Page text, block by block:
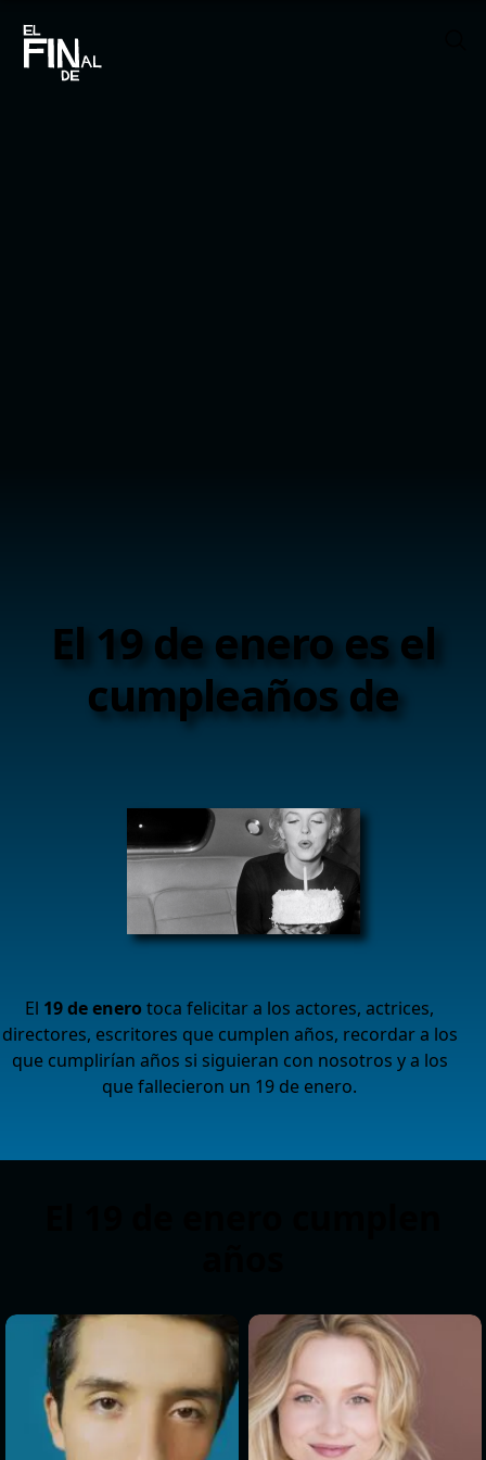
El 19 de enero es el
cumpleaños de
El 19 de enero toca felicitar a los actores, actrices,
directores, escritores que cumplen años, recordar a los
que cumplirían años si siguieran con nosotros y a los
que fallecieron un 19 de enero.
> >